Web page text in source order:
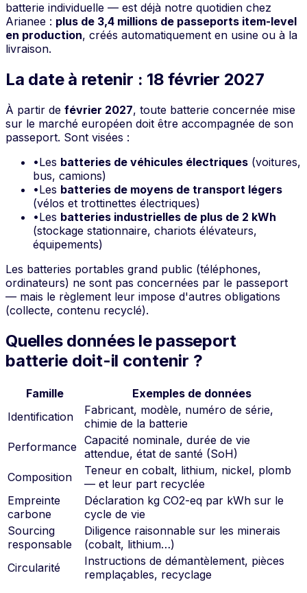
batterie individuelle — est déjà notre quotidien chez
Arianee : plus de 3,4 millions de passeports item-level
en production, créés automatiquement en usine ou à la
livraison.
La date à retenir : 18 février 2027
À partir de février 2027, toute batterie concernée mise
sur le marché européen doit être accompagnée de son
passeport. Sont visées :
•Les batteries de véhicules électriques (voitures,
bus, camions)
•Les batteries de moyens de transport légers
(vélos et trottinettes électriques)
•Les batteries industrielles de plus de 2 kWh
(stockage stationnaire, chariots élévateurs,
équipements)
Les batteries portables grand public (téléphones,
ordinateurs) ne sont pas concernées par le passeport
— mais le règlement leur impose d'autres obligations
(collecte, contenu recyclé).
Quelles données le passeport
batterie doit-il contenir ?
Famille
Exemples de données
Identification
Fabricant, modèle, numéro de série,
chimie de la batterie
Performance Capacité nominale, durée de vie
attendue, état de santé (SoH)
Composition
Teneur en cobalt, lithium, nickel, plomb
— et leur part recyclée
Empreinte
carbone
Déclaration kg CO2-eq par kWh sur le
cycle de vie
Sourcing
responsable
Diligence raisonnable sur les minerais
(cobalt, lithium…)
Circularité
Instructions de démantèlement, pièces
remplaçables, recyclage